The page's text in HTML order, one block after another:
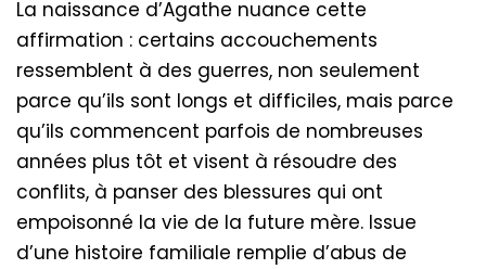
La naissance d’Agathe nuance cette
affirmation : certains accouchements
ressemblent à des guerres, non seulement
parce qu’ils sont longs et difficiles, mais parce
qu’ils commencent parfois de nombreuses
années plus tôt et visent à résoudre des
conflits, à panser des blessures qui ont
empoisonné la vie de la future mère. Issue
d’une histoire familiale remplie d’abus de